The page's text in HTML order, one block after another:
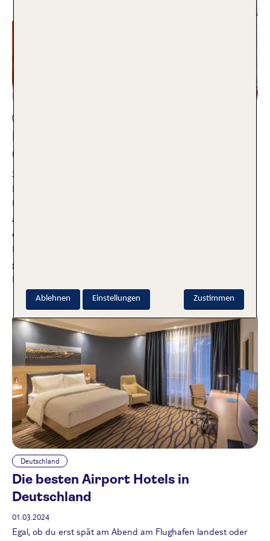
und Urlaub verdoppeln
24.10.2025
Eine der schönsten Herausforderungen ist es doch, den
Urlaub für das nächste Jahr zu planen, um sich
anschließend ganz der Vorfreude zu widmen. Doch oft fehlt
der ein oder andere Urlaubstag. Gut, dass es hierfür
Brückentage gibt. Ich zeige euch, wie ihr die Brückentage
geschickt nutzen könnt und so das Beste aus der
Freizeitgestaltung herausholt.
Deutschland
Die besten Airport Hotels in
Deutschland
01.03.2024
Egal, ob du erst spät am Abend am Flughafen landest oder
Zustimmen
Ablehnen Einstellungen